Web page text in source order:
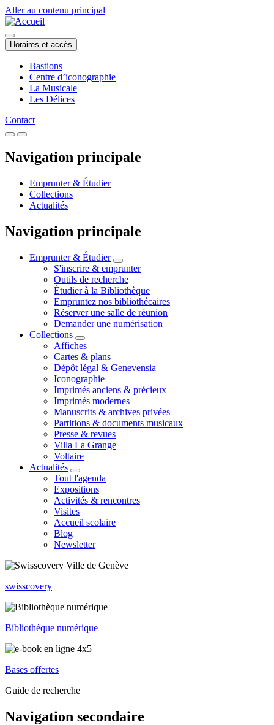
Aller au contenu principal
Horaires et accès
Bastions
Centre d’iconographie
La Musicale
Les Délices
Contact
Navigation principale
Emprunter & Étudier
Collections
Actualités
Navigation principale
Emprunter & Étudier
S'inscrire & emprunter
Outils de recherche
Étudier à la Bibliothèque
Empruntez nos bibliothécaires
Réserver une salle de réunion
Demander une numérisation
Collections
Affiches
Cartes & plans
Dépôt légal & Genevensia
Iconographie
Imprimés anciens & précieux
Imprimés modernes
Manuscrits & archives privées
Partitions & documents musicaux
Presse & revues
Villa La Grange
Voltaire
Actualités
Tout l'agenda
Expositions
Activités & rencontres
Visites
Accueil scolaire
Blog
Newsletter
swisscovery
Bibliothèque numérique
Bases offertes
Guide de recherche
Navigation secondaire